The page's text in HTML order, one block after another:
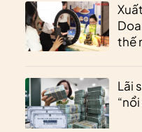
thế
Lãi